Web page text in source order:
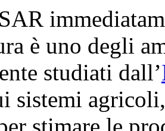
è uno degli
studiati dall’
sistemi
stimare le